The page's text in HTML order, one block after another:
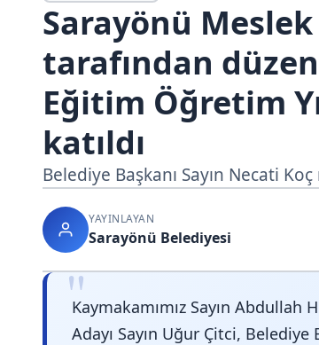
Sarayönü
tarafından
Eğitim Öğretim
katıldı
Belediye Başkanı Sayın Necati
YAYINLAYAN
Sarayönü Belediyesi
"
Kaymakamımız Sayın Abdullah
Adayı Sayın Uğur Çitci,